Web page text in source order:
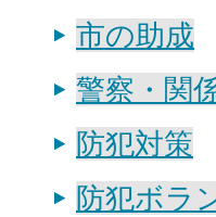
市の助成
警察・関
防犯対策
防犯ボラ